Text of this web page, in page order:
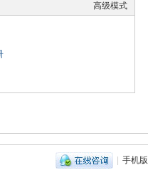
高级模式
| 手机版